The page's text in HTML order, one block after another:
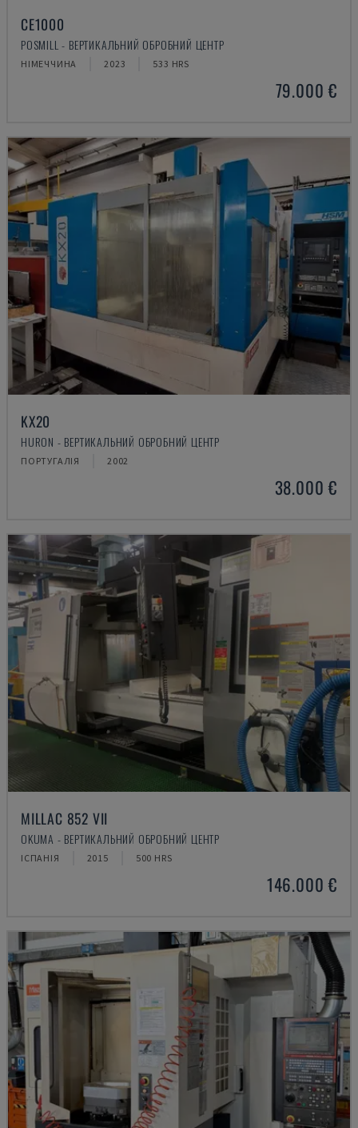
CE1000
POSMILL - ВЕРТИКАЛЬНИЙ ОБРОБНИЙ ЦЕНТР
НІМЕЧЧИНА 2023 533 HRS
79.000 €
KX20
HURON - ВЕРТИКАЛЬНИЙ ОБРОБНИЙ ЦЕНТР
ПОРТУГАЛІЯ 2002
38.000 €
MILLAC 852 VII
OKUMA - ВЕРТИКАЛЬНИЙ ОБРОБНИЙ ЦЕНТР
ІСПАНІЯ 2015 500 HRS
146.000 €